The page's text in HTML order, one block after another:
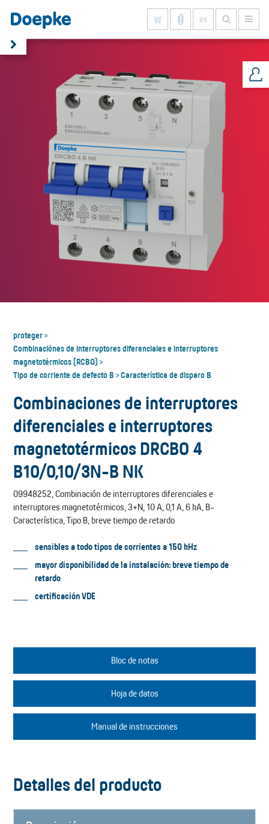
es
proteger>
Combinaciónes de interruptores diferenciales e interruptores
magnetotérmicos (RCBO) >
Tipo de corriente de defecto B >Característica de disparo B
Combinaciones de interruptores
diferenciales e interruptores
magnetotérmicos DRCBO 4
B10/0,10/3N-B NK
09948252, Combinación de interruptores diferenciales e
interruptores magnetotérmicos, 3+N, 10 A, 0,1 A, 6 kA, B-
Característica, Tipo B, breve tiempo de retardo
sensibles a todo tipos de corrientes a 150 kHz
mayor disponibilidad de la instalación: breve tiempo de
retardo
certificación VDE
Bloc de notas
Hoja de datos
Manual de instrucciones
Detalles del producto